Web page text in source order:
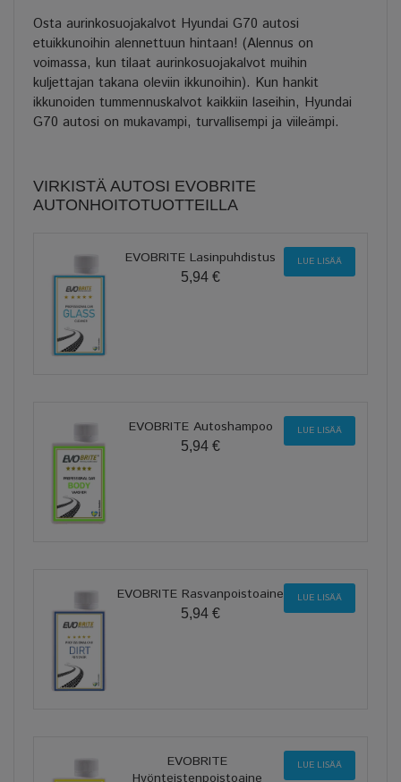
Osta aurinkosuojakalvot Hyundai G70 autosi
etuikkunoihin alennettuun hintaan! (Alennus on
voimassa, kun tilaat aurinkosuojakalvot muihin
kuljettajan takana oleviin ikkunoihin). Kun hankit
ikkunoiden tummennuskalvot kaikkiin laseihin, Hyundai
G70 autosi on mukavampi, turvallisempi ja viileämpi.
VIRKISTÄ AUTOSI EVOBRITE
AUTONHOITOTUOTTEILLA
EVOBRITE Lasinpuhdistus
5,94 €
LUE LISÄÄ
EVOBRITE Autoshampoo
5,94 €
LUE LISÄÄ
EVOBRITE Rasvanpoistoaine
5,94 €
LUE LISÄÄ
EVOBRITE
Hyönteistenpoistoaine
LUE LISÄÄ